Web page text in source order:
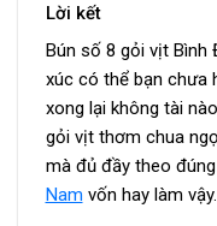
Lời kết
Bún số 8 gỏi vịt Bình
xúc có thể bạn chưa
xong lại không tài
gỏi vịt thơm chua
mà đủ đầy theo
Nam vốn hay làm vậy.